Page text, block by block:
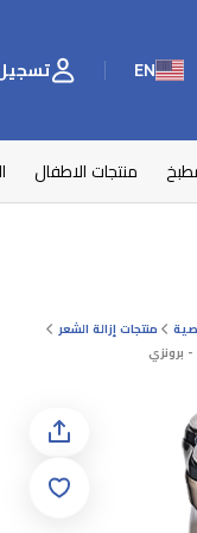
EN تسجيل
منتجات الاطفال
منتجات إزالة الشعر